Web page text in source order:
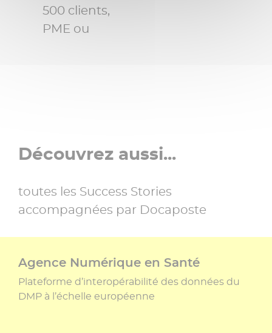
500 clients,
PME ou
Découvrez aussi...
toutes les Success Stories
accompagnées par Docaposte
Agence Numérique en Santé
Plateforme d’interopérabilité des données du
DMP à l’échelle européenne